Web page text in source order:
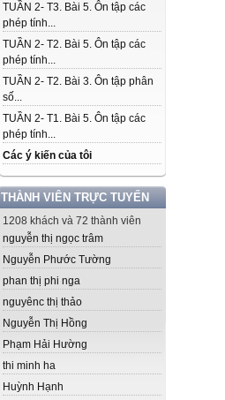
TUẦN 2- T3. Bài 5. Ôn tập các
phép tính...
TUẦN 2- T2. Bài 5. Ôn tập các
phép tính...
TUẦN 2- T2. Bài 3. Ôn tập phân
số...
TUẦN 2- T1. Bài 5. Ôn tập các
phép tính...
Các ý kiến của tôi
THÀNH VIÊN TRỰC TUYẾN
1208 khách và 72 thành viên
nguyễn thị ngọc trâm
Nguyễn Phước Tường
phan thị phi nga
nguyênc thị thảo
Nguyễn Thị Hồng
Phạm Hải Hường
thi minh ha
Huỳnh Hạnh